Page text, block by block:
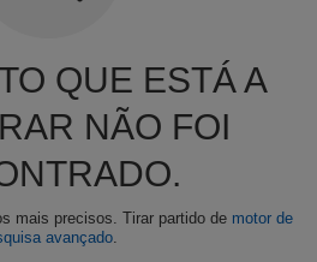
QUE ESTÁ A
NÃO FOI
mais precisos. Tirar partido de motor de
avançado.